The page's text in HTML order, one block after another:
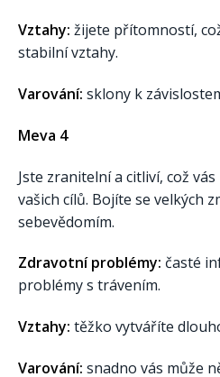
Vztahy: žijete přítomností,
stabilní vztahy.
Varování: sklony k
Meva 4
Jste zranitelní a citliví, což
vašich cílů. Bojíte se velkých
sebevědomím.
Zdravotní problémy: časté
problémy s trávením.
Vztahy: těžko vytváříte
Varování: snadno vás může